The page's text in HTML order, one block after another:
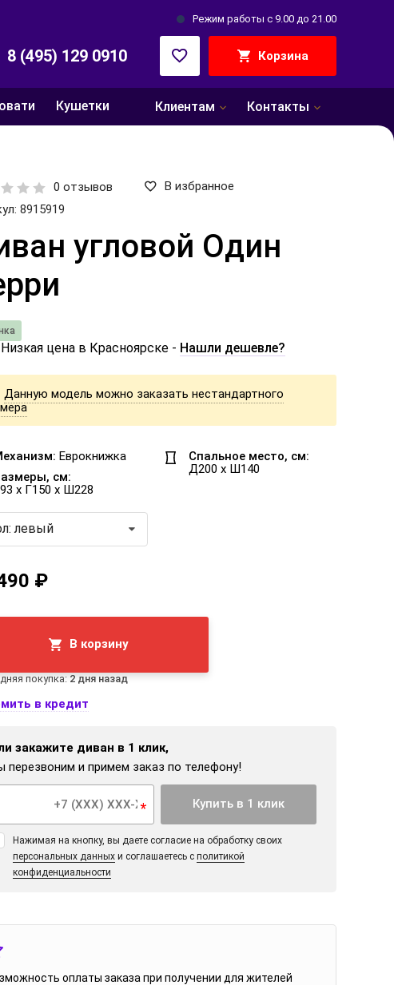
Режим работы с 9.00 до 21.00
8 (495) 129 0910 Корзина
Кушетки Клиентам Контакты
0 отзывов
В избранное
8915919
угловой Один
Низкая цена в Красноярске - Нашли дешевле?
Данную модель можно заказать нестандартного
Еврокнижка
см:
x Г150 x Ш228
Спальное место, см:
Д200 x Ш140
левый
₽
В корзину
покупка: 2 дня назад
в кредит
закажите диван в 1 клик,
перезвоним и примем заказ по телефону!
* Купить в 1 клик
Нажимая на кнопку, вы даете согласие на обработку своих
персональных данных и соглашаетесь с политикой
конфиденциальности
оплаты заказа при получении для жителей